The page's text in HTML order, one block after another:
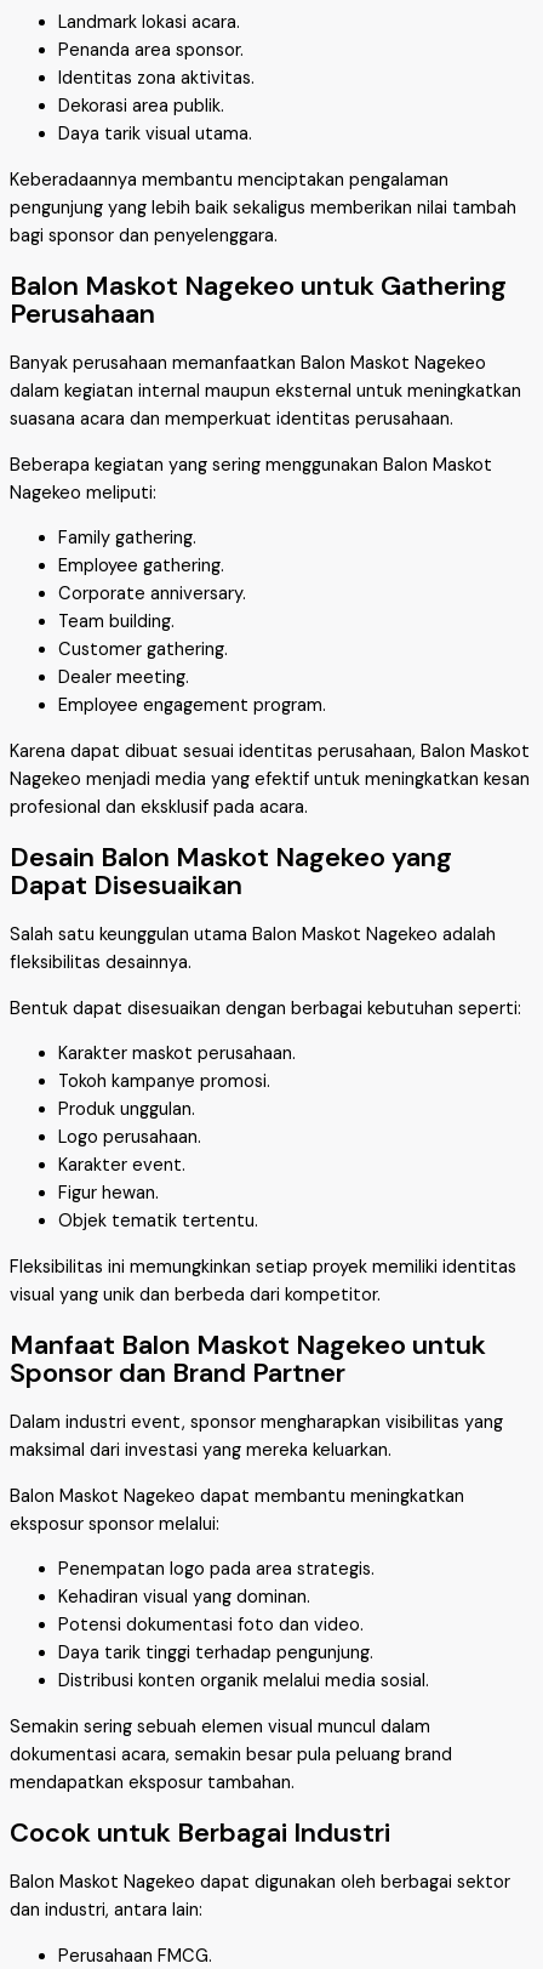
Landmark lokasi acara.
Penanda area sponsor.
Identitas zona aktivitas.
Dekorasi area publik.
Daya tarik visual utama.
Keberadaannya membantu menciptakan pengalaman
pengunjung yang lebih baik sekaligus memberikan nilai tambah
bagi sponsor dan penyelenggara.
Balon Maskot Nagekeo untuk Gathering
Perusahaan
Banyak perusahaan memanfaatkan Balon Maskot Nagekeo
dalam kegiatan internal maupun eksternal untuk meningkatkan
suasana acara dan memperkuat identitas perusahaan.
Beberapa kegiatan yang sering menggunakan Balon Maskot
Nagekeo meliputi:
Family gathering.
Employee gathering.
Corporate anniversary.
Team building.
Customer gathering.
Dealer meeting.
Employee engagement program.
Karena dapat dibuat sesuai identitas perusahaan, Balon Maskot
Nagekeo menjadi media yang efektif untuk meningkatkan kesan
profesional dan eksklusif pada acara.
Desain Balon Maskot Nagekeo yang
Dapat Disesuaikan
Salah satu keunggulan utama Balon Maskot Nagekeo adalah
fleksibilitas desainnya.
Bentuk dapat disesuaikan dengan berbagai kebutuhan seperti:
Karakter maskot perusahaan.
Tokoh kampanye promosi.
Produk unggulan.
Logo perusahaan.
Karakter event.
Figur hewan.
Objek tematik tertentu.
Fleksibilitas ini memungkinkan setiap proyek memiliki identitas
visual yang unik dan berbeda dari kompetitor.
Manfaat Balon Maskot Nagekeo untuk
Sponsor dan Brand Partner
Dalam industri event, sponsor mengharapkan visibilitas yang
maksimal dari investasi yang mereka keluarkan.
Balon Maskot Nagekeo dapat membantu meningkatkan
eksposur sponsor melalui:
Penempatan logo pada area strategis.
Kehadiran visual yang dominan.
Potensi dokumentasi foto dan video.
Daya tarik tinggi terhadap pengunjung.
Distribusi konten organik melalui media sosial.
Semakin sering sebuah elemen visual muncul dalam
dokumentasi acara, semakin besar pula peluang brand
mendapatkan eksposur tambahan.
Cocok untuk Berbagai Industri
Balon Maskot Nagekeo dapat digunakan oleh berbagai sektor
dan industri, antara lain:
Perusahaan FMCG.